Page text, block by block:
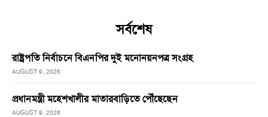
সর্বশেষ
রাষ্ট্রপতি নির্বাচনে বিএনপির দুই মনোনয়নপত্র সংগ্রহ
AUGUST 9, 2026
প্রধানমন্ত্রী মহেশখালীর মাতারবাড়িতে পৌঁছেছেন
AUGUST 9, 2026